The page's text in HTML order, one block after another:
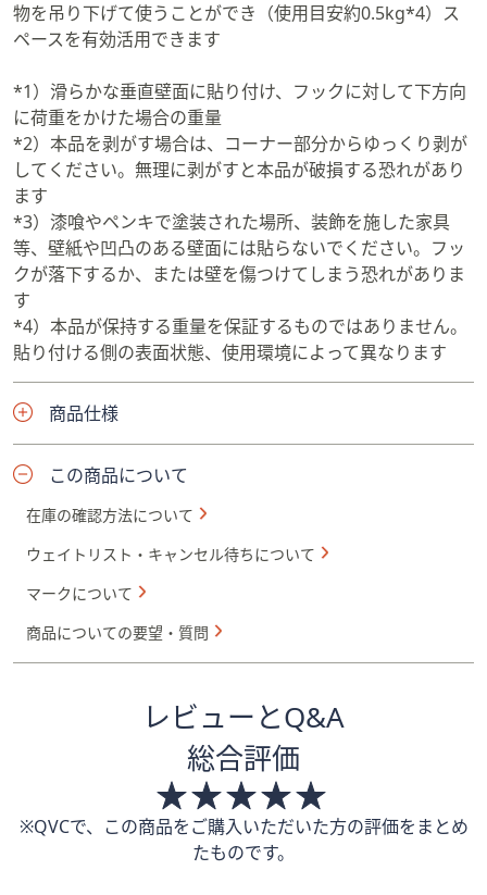
物を吊り下げて使うことができ（使用目安約0.5kg*4）ス
ペースを有効活用できます
*1）滑らかな垂直壁面に貼り付け、フックに対して下方向
に荷重をかけた場合の重量
*2）本品を剥がす場合は、コーナー部分からゆっくり剥が
してください。無理に剥がすと本品が破損する恐れがあり
ます
*3）漆喰やペンキで塗装された場所、装飾を施した家具
等、壁紙や凹凸のある壁面には貼らないでください。フッ
クが落下するか、または壁を傷つけてしまう恐れがありま
す
*4）本品が保持する重量を保証するものではありません。
貼り付ける側の表面状態、使用環境によって異なります
商品仕様
この商品について
在庫の確認方法について
ウェイトリスト・キャンセル待ちについて
マークについて
商品についての要望・質問
レビューとQ&A
総合評価
※QVCで、この商品をご購入いただいた方の評価をまとめ
たものです。